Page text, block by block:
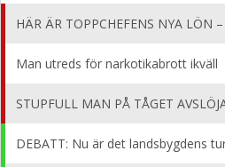
HÄR ÄR TOPPCHEFENS NYA LÖN
Man utreds för narkotikabrott ikväll
STUPFULL MAN PÅ TÅGET
DEBATT: Nu är det landsbygdens